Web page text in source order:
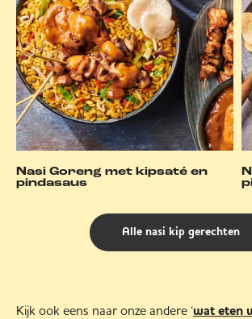
Nasi Goreng met kipsaté en
pindasaus
Alle nasi kip gerechten
Kijk ook eens naar onze andere ‘wat eten